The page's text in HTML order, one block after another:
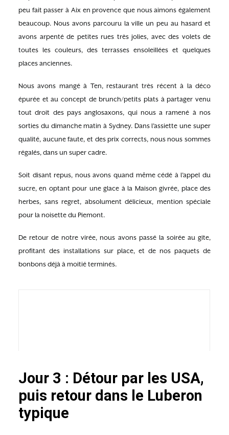
peu fait passer à Aix en provence que nous aimons également
beaucoup. Nous avons parcouru la ville un peu au hasard et
avons arpenté de petites rues très jolies, avec des volets de
toutes les couleurs, des terrasses ensoleillées et quelques
places anciennes.
Nous avons mangé à Ten, restaurant très récent à la déco
épurée et au concept de brunch/petits plats à partager venu
tout droit des pays anglosaxons, qui nous a ramené à nos
sorties du dimanche matin à Sydney. Dans l’assiette une super
qualité, aucune faute, et des prix corrects, nous nous sommes
régalés, dans un super cadre.
Soit disant repus, nous avons quand même cédé à l’appel du
sucre, en optant pour une glace à la Maison givrée, place des
herbes, sans regret, absolument délicieux, mention spéciale
pour la noisette du Piemont.
De retour de notre virée, nous avons passé la soirée au gite,
profitant des installations sur place, et de nos paquets de
bonbons déjà à moitié terminés.
Jour 3 : Détour par les USA,
puis retour dans le Luberon
typique